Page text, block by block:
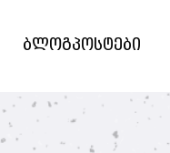
ბლოგპოსტები